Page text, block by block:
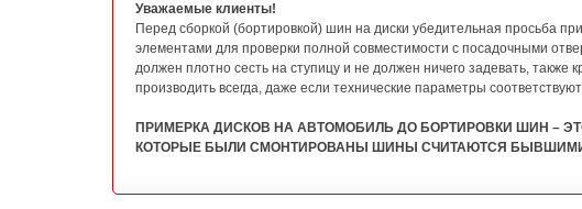
Уважаемые клиенты!
Перед сборкой (бортировкой) шин на диски убедительная просьба
элементами для проверки полной совместимости с посадочными
должен плотно сесть на ступицу и не должен ничего задевать,
производить всегда, даже если технические параметры
ПРИМЕРКА ДИСКОВ НА АВТОМОБИЛЬ ДО БОРТИРОВКИ ШИН –
КОТОРЫЕ БЫЛИ СМОНТИРОВАНЫ ШИНЫ СЧИТАЮТСЯ БЫВШИМИ